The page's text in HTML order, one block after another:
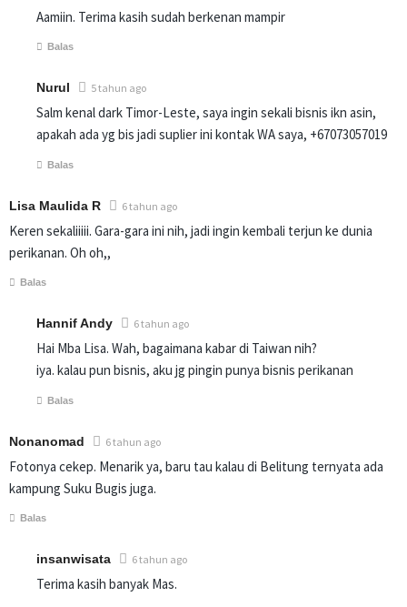
Aamiin. Terima kasih sudah berkenan mampir
Balas
Nurul 5 tahun ago
Salm kenal dark Timor-Leste, saya ingin sekali bisnis ikn asin,
apakah ada yg bis jadi suplier ini kontak WA saya, +67073057019
Balas
Lisa Maulida R 6 tahun ago
Keren sekaliiiii. Gara-gara ini nih, jadi ingin kembali terjun ke dunia
perikanan. Oh oh,,
Balas
Hannif Andy 6 tahun ago
Hai Mba Lisa. Wah, bagaimana kabar di Taiwan nih?
iya. kalau pun bisnis, aku jg pingin punya bisnis perikanan
Balas
Nonanomad 6 tahun ago
Fotonya cekep. Menarik ya, baru tau kalau di Belitung ternyata ada
kampung Suku Bugis juga.
Balas
insanwisata 6 tahun ago
Terima kasih banyak Mas.